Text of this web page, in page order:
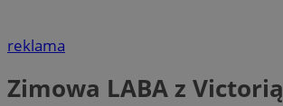
reklama
Zimowa LABA z Victorią